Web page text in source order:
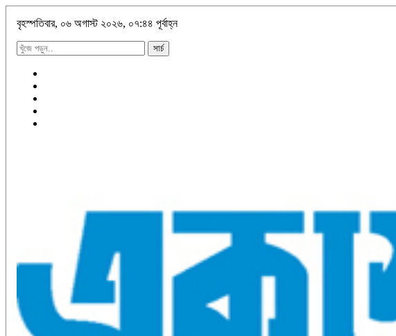
বৃহস্পতিবার, ০৬ অগাস্ট ২০২৬, ০৭:৪৪ পূর্বাহ্ন
সার্চ